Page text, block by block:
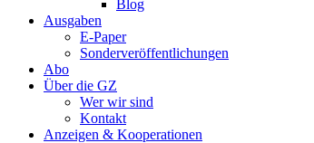
Blog
Ausgaben
E-Paper
Sonderveröffentlichungen
Abo
Über die GZ
Wer wir sind
Kontakt
Anzeigen & Kooperationen